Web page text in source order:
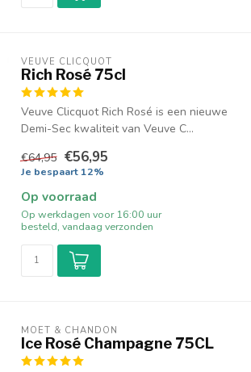
VEUVE CLICQUOT
Rich Rosé 75cl
Veuve Clicquot Rich Rosé is een nieuwe
Demi-Sec kwaliteit van Veuve C...
€64,95 €56,95
Je bespaart 12%
Op voorraad
Op werkdagen voor 16:00 uur
besteld, vandaag verzonden
MOËT & CHANDON
Ice Rosé Champagne 75CL